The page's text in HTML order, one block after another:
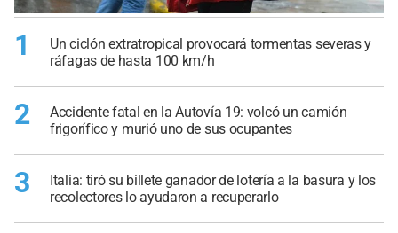
1
Un ciclón extratropical provocará tormentas severas y
ráfagas de hasta 100 km/h
2
Accidente fatal en la Autovía 19: volcó un camión
frigorífico y murió uno de sus ocupantes
3
Italia: tiró su billete ganador de lotería a la basura y los
recolectores lo ayudaron a recuperarlo